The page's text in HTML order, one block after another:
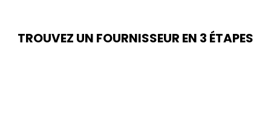
TROUVEZ UN FOURNISSEUR EN 3 ÉTAPES